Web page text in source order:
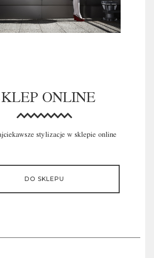
ONLINE
stylizacje w sklepie online
DO SKLEPU